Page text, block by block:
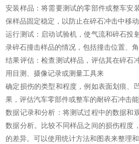
安装样品：将需要测试的零部件或整车安
保样品固定稳定，以防止在碎石冲击中移动
运行测试：启动试验机，使气流和碎石投
录碎石撞击样品的情况，包括撞击位置、角
结果评估：检查测试样品，评估其在碎石
用目测、摄像记录或测量工具来
确定损伤的类型和程度，例如表面划痕、
果，评估汽车零部件或整车的耐碎石冲击能
数据记录和分析：将测试过程中的数据和
数据分析。比较不同样品之间的损伤程度
的差异。可以使用统计方法和图表来整理和